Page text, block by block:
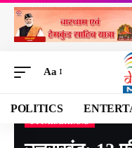
Aa
POLITICS
Devbhoomi Media Blog>